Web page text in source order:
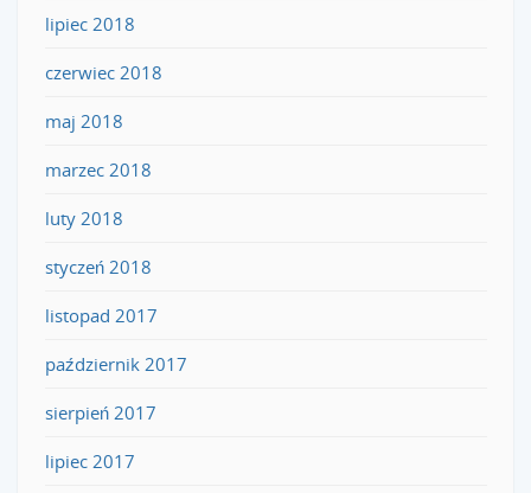
lipiec 2018
czerwiec 2018
maj 2018
marzec 2018
luty 2018
styczeń 2018
listopad 2017
październik 2017
sierpień 2017
lipiec 2017